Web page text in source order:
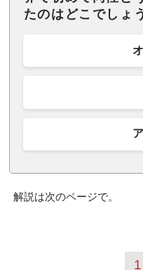
たのはどこでしょ
解説は次のページで。
1